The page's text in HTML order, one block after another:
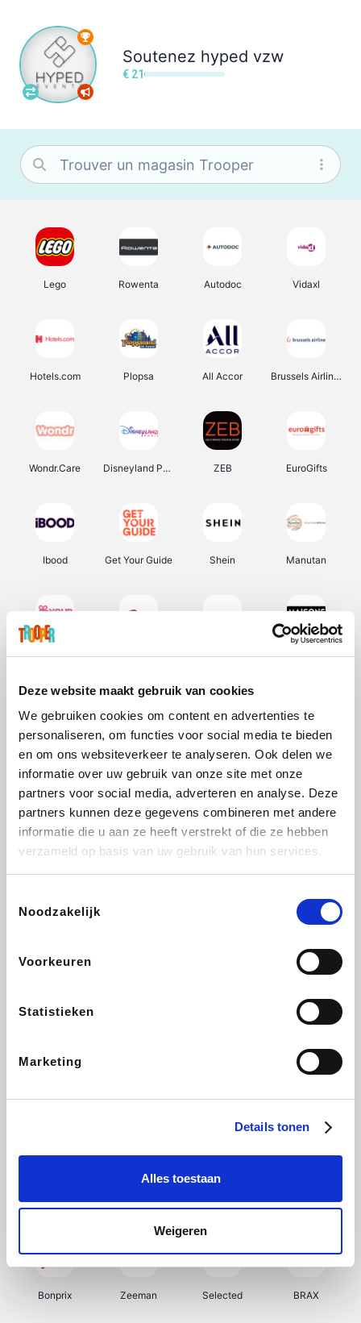
Deze website maakt gebruik van cookies
We gebruiken cookies om content en advertenties te
personaliseren, om functies voor social media te bieden
en om ons websiteverkeer te analyseren. Ook delen we
informatie over uw gebruik van onze site met onze
partners voor social media, adverteren en analyse. Deze
partners kunnen deze gegevens combineren met andere
informatie die u aan ze heeft verstrekt of die ze hebben
verzameld op basis van uw gebruik van hun services.
Noodzakelijk
Voorkeuren
Statistieken
Marketing
Details tonen
Alles toestaan
Weigeren
Soutenez hyped vzw
€ 21
Lego Rowenta Autodoc Vidaxl
Hotels.com Plopsa All Accor Brussels Airlines
Wondr.Care Disneyland Paris ZEB EuroGifts
Ibood Get Your Guide Shein Manutan
Sarenza Interhome Schiesser Bolt Energie
DeubaXXL
Ekoi About You
My Jewellery Tennis Point Samsung Delonghi
Bonprix Zeeman Selected BRAX